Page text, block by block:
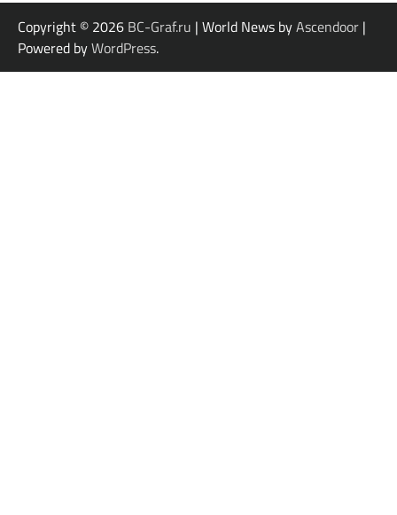
Copyright © 2026 BC-Graf.ru | World News byAscendoor |
Powered byWordPress.